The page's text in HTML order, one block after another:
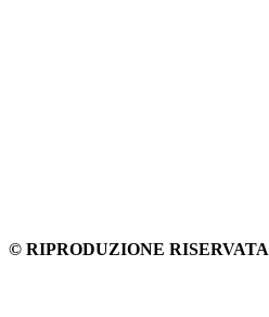
© RIPRODUZIONE RISERVATA